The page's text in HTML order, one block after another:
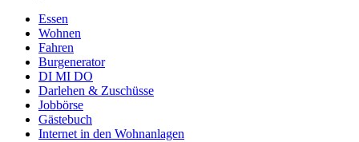
Essen
Wohnen
Fahren
Burgenerator
DI MI DO
Darlehen & Zuschüsse
Jobbörse
Gästebuch
Internet in den Wohnanlagen